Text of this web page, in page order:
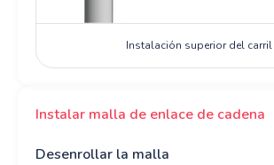
Instalación superior del carril
Instalar malla de enlace de cadena
Desenrollar la malla